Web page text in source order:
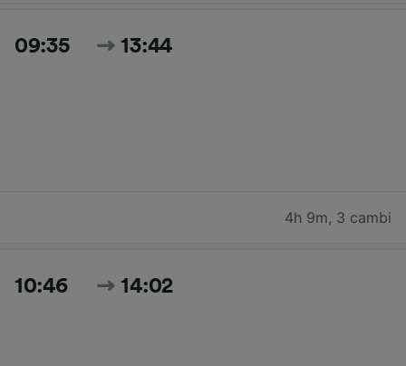
09:35 13:44
4h 9m, 3 cambi
10:46 14:02